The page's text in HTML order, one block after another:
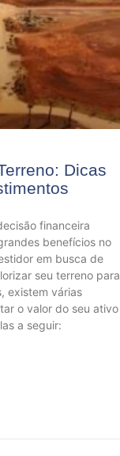
Dicas
financeira
benefícios no
em busca de
seu terreno para
existem várias
o valor do seu ativo
a seguir: